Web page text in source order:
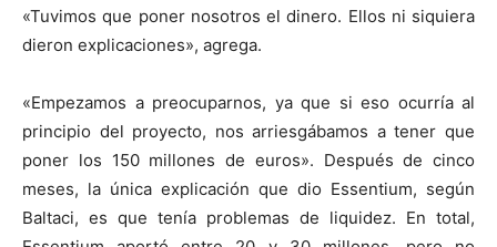
«Tuvimos que poner nosotros el dinero. Ellos ni siquiera
dieron explicaciones», agrega.
«Empezamos a preocuparnos, ya que si eso ocurría al
principio del proyecto, nos arriesgábamos a tener que
poner los 150 millones de euros». Después de cinco
meses, la única explicación que dio Essentium, según
Baltaci, es que tenía problemas de liquidez. En total,